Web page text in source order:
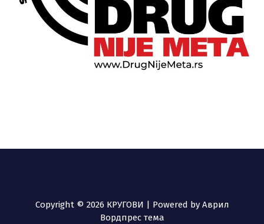
Copyright © 2026 КРУГОВИ | Powered by Аврил
Вордпрес тема